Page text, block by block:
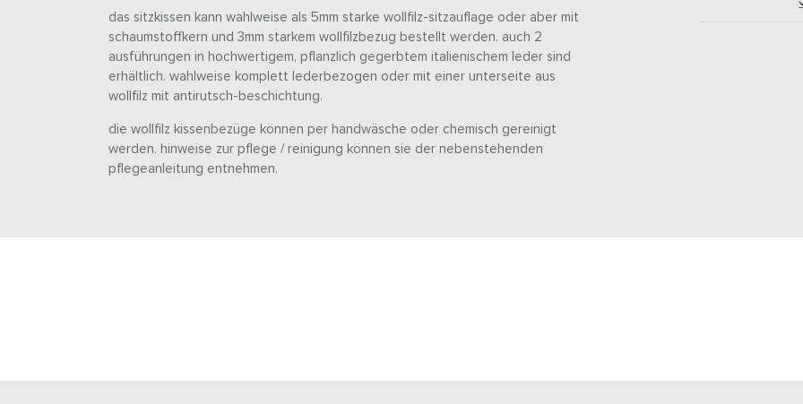
das sitzkissen kann wahlweise als 5mm starke wollfilz-sitzauflage oder aber mit
schaumstoffkern und 3mm starkem wollfilzbezug bestellt werden. auch 2
ausführungen in hochwertigem, pflanzlich gegerbtem italienischem leder sind
erhältlich. wahlweise komplett lederbezogen oder mit einer unterseite aus
wollfilz mit antirutsch-beschichtung.
die wollfilz kissenbezüge können per handwäsche oder chemisch gereinigt
werden. hinweise zur pflege / reinigung können sie der nebenstehenden
pflegeanleitung entnehmen.